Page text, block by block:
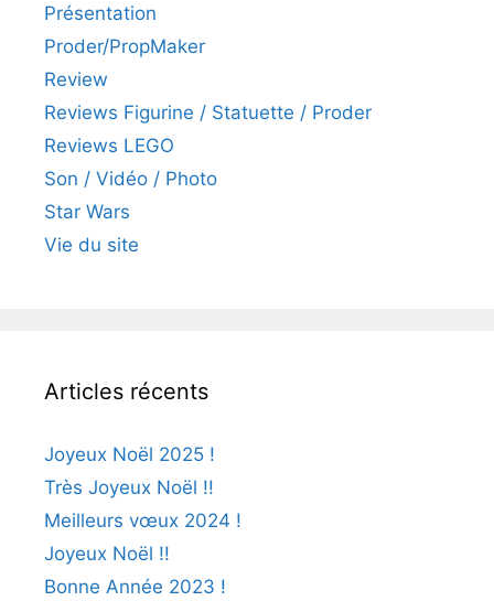
Présentation
Proder/PropMaker
Review
Reviews Figurine / Statuette / Proder
Reviews LEGO
Son / Vidéo / Photo
Star Wars
Vie du site
Articles récents
Joyeux Noël 2025 !
Très Joyeux Noël !!
Meilleurs vœux 2024 !
Joyeux Noël !!
Bonne Année 2023 !